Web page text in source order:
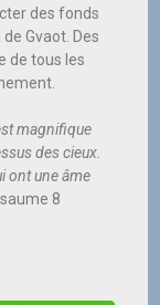
des fonds
Gvaot. Des
de tous les
magnifique
des cieux.
ont une âme
8